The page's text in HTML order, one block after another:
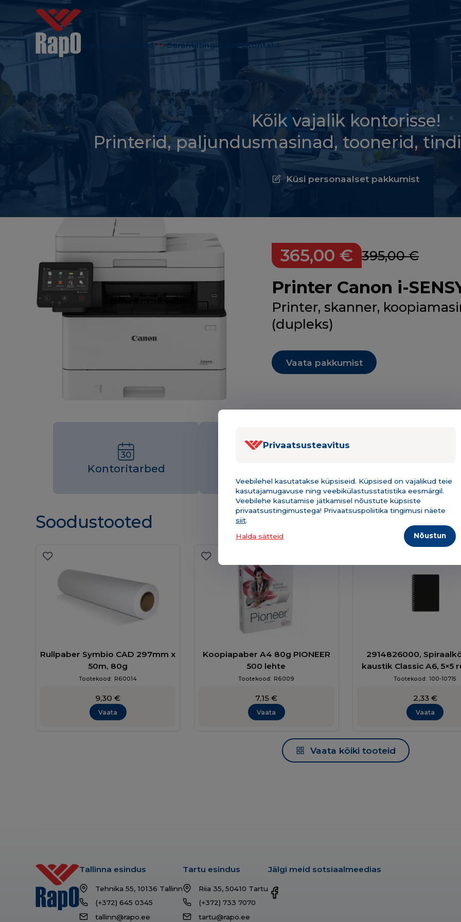
Privaatsusteavitus
Veebilehel kasutatakse küpsiseid. Küpsised on vajalikud teie
kasutajamugavuse ning veebikülastusstatistika eesmärgil.
Veebilehe kasutamise jätkamisel nõustute küpsiste
privaatsustingimustega! Privaatsuspoliitika tingimusi näete
siit.
Halda sätteid
Nõustun
Teenused GarantiitingimusedKontakt
Kõik vajalik kontorisse!
Printerid, paljundusmasinad, toonerid,
Küsi personaalset pakkumist
365,00 € 395,00 €
Printer Canon i-
Printer, skanner,
(dupleks)
Vaata pakkumist
Kontoritarbed
Soodustooted
Rullpaber Symbio CAD 297mm x
50m, 80g
Tootekood: R60014
9,30€
Vaata
Koopiapaber A4 80g PIONEER
500 lehte
Tootekood: R6009
7,15€
Vaata
2914826000,
kaustik Classic A6, 5×5
lehte
Tootekood: 100-10715
2,33 €
Vaata
Vaata kõiki tooteid
Tallinna esindus
Tehnika 55, 10136 Tallinn
(+372) 645 0345
tallinn@rapo.ee
Tartu esindus
Riia 35, 50410 Tartu
(+372) 733 7070
tartu@rapo.ee
Jälgi meid sotsiaalmeedias